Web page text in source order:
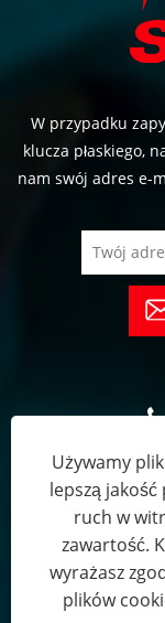
W przypadku
klucza płaskiego,
nam swój adres e-
Prawa
Specjalnych -
Links
Używamy
lepszą
ruch w
zawartość.
wyrażasz
plików